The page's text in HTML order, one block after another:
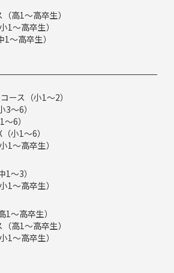
高1～高卒生）
1～高卒生）
～高卒生）
ース（小1～2）
～6）
6）
小1～6）
1～高卒生）
～3）
1～高卒生）
1～高卒生）
高1～高卒生）
1～高卒生）